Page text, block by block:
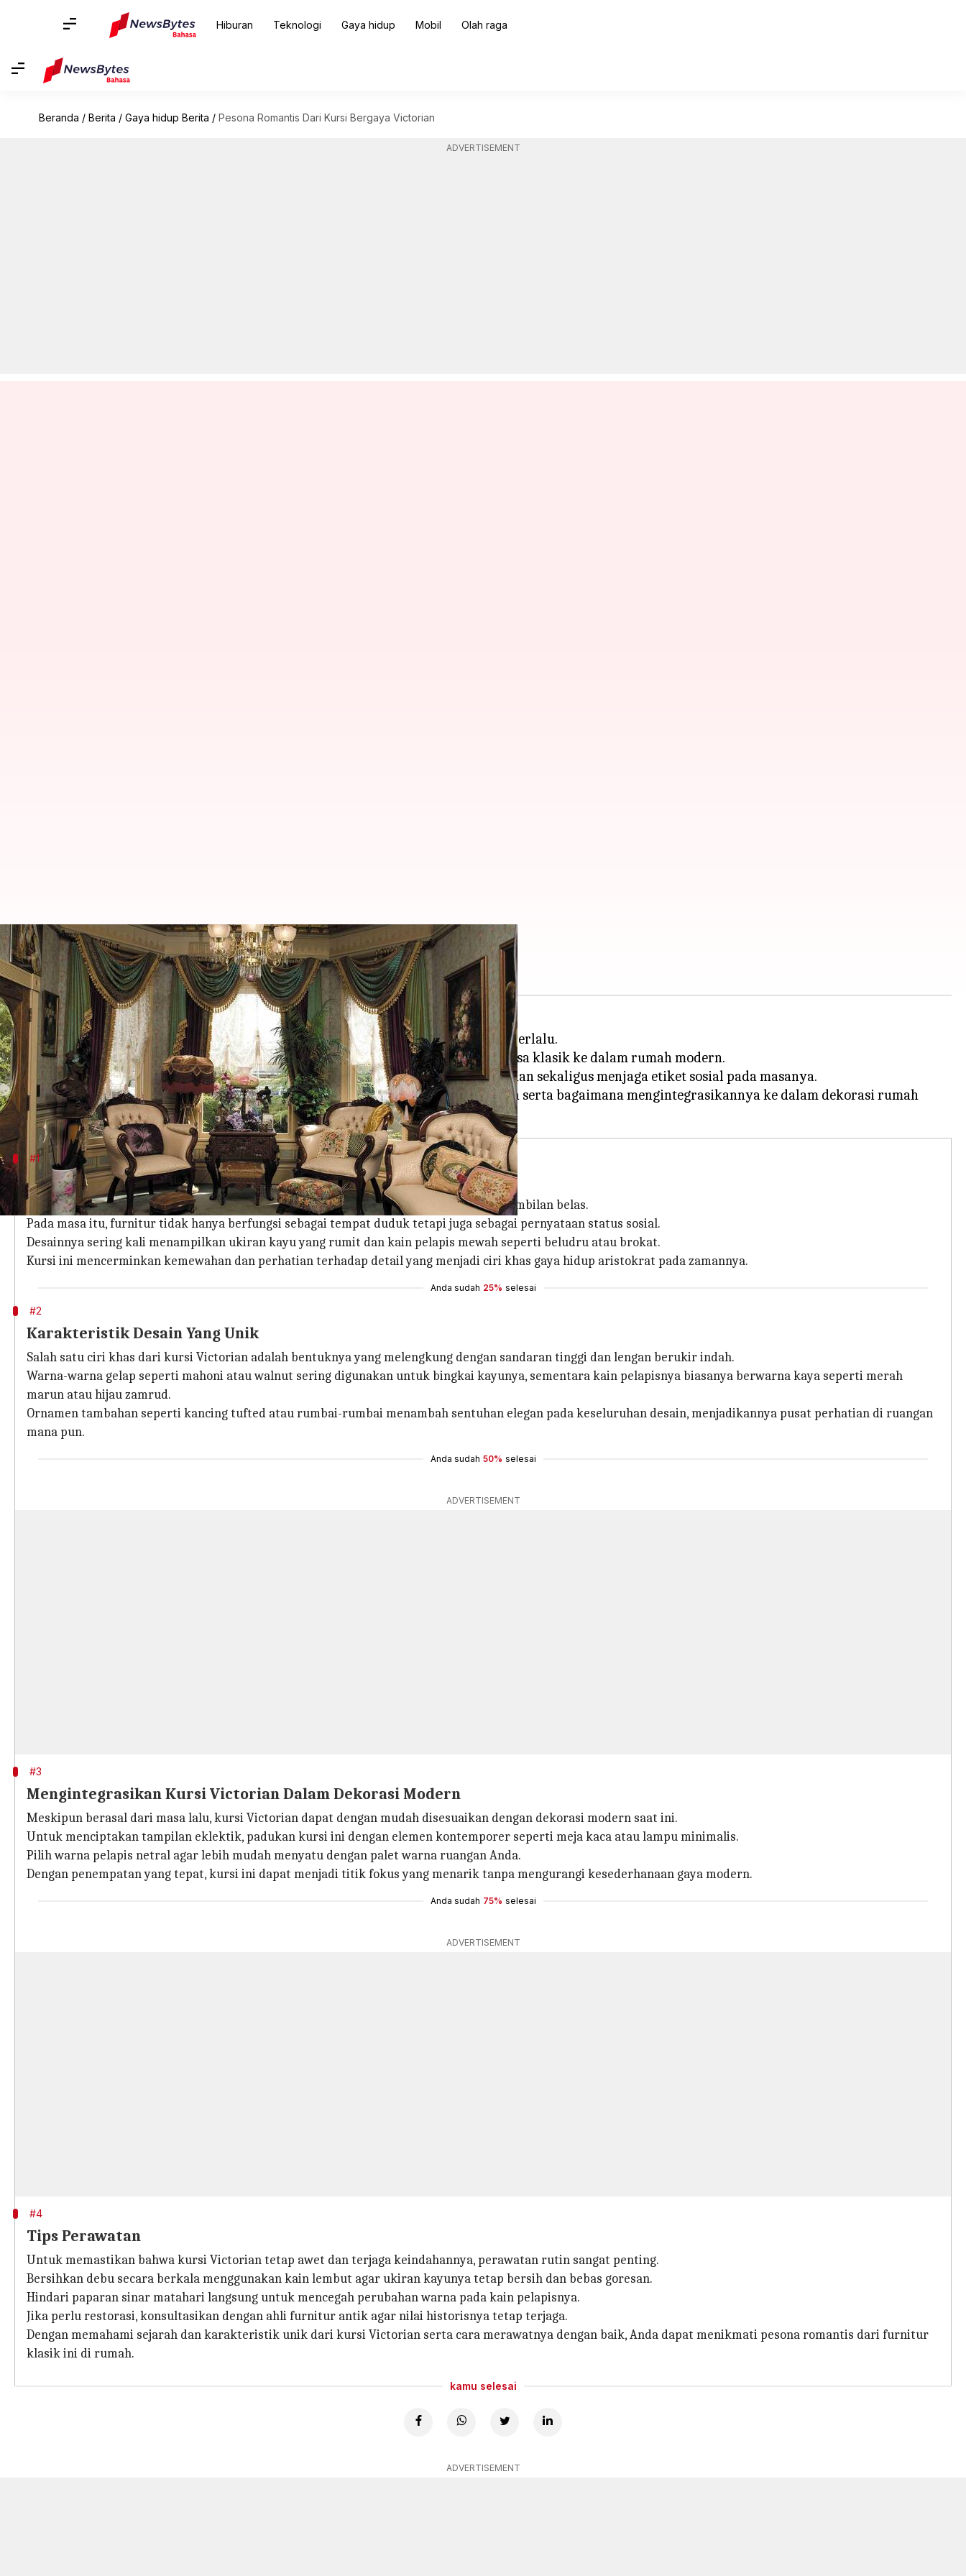
Hiburan Teknologi Gaya hidup Mobil Olah raga
Beranda / Berita / Gaya hidup Berita / Pesona Romantis Dari Kursi Bergaya Victorian
ADVERTISEMENT
Pesona Romantis Dari Kursi Bergaya Victorian
menulis Handoko Jan 01, 2025 10:56 am
Apa ceritanya
Kursi Victorian adalah simbol keanggunan dan romansa dari era yang telah lama berlalu.
Dengan desain yang rumit dan detail ornamen yang kaya, kursi ini membawa nuansa klasik ke dalam rumah modern.
Dikenal sebagai"Courting Chair,"kursi ini dirancang untuk memberikan kenyamanan sekaligus menjaga etiket sosial pada masanya.
Dalam artikel ini, kita akan menjelajahi pesona dan sejarah di balik kursi Victorian serta bagaimana mengintegrasikannya ke dalam dekorasi rumah
#1
Sejarah Singkat Kursi Victorian
Kursi Victorian berasal dari era Ratu Victoria di Inggris, sekitar pertengahan abad kesembilan belas.
Pada masa itu, furnitur tidak hanya berfungsi sebagai tempat duduk tetapi juga sebagai pernyataan status sosial.
Desainnya sering kali menampilkan ukiran kayu yang rumit dan kain pelapis mewah seperti beludru atau brokat.
Kursi ini mencerminkan kemewahan dan perhatian terhadap detail yang menjadi ciri khas gaya hidup aristokrat pada zamannya.
Anda sudah 25% selesai
#2
Karakteristik Desain Yang Unik
Salah satu ciri khas dari kursi Victorian adalah bentuknya yang melengkung dengan sandaran tinggi dan lengan berukir indah.
Warna-warna gelap seperti mahoni atau walnut sering digunakan untuk bingkai kayunya, sementara kain pelapisnya biasanya berwarna kaya seperti merah
marun atau hijau zamrud.
Ornamen tambahan seperti kancing tufted atau rumbai-rumbai menambah sentuhan elegan pada keseluruhan desain, menjadikannya pusat perhatian di ruangan
mana pun.
Anda sudah 50% selesai
ADVERTISEMENT
#3
Mengintegrasikan Kursi Victorian Dalam Dekorasi Modern
Meskipun berasal dari masa lalu, kursi Victorian dapat dengan mudah disesuaikan dengan dekorasi modern saat ini.
Untuk menciptakan tampilan eklektik, padukan kursi ini dengan elemen kontemporer seperti meja kaca atau lampu minimalis.
Pilih warna pelapis netral agar lebih mudah menyatu dengan palet warna ruangan Anda.
Dengan penempatan yang tepat, kursi ini dapat menjadi titik fokus yang menarik tanpa mengurangi kesederhanaan gaya modern.
Anda sudah 75% selesai
ADVERTISEMENT
#4
Tips Perawatan
Untuk memastikan bahwa kursi Victorian tetap awet dan terjaga keindahannya, perawatan rutin sangat penting.
Bersihkan debu secara berkala menggunakan kain lembut agar ukiran kayunya tetap bersih dan bebas goresan.
Hindari paparan sinar matahari langsung untuk mencegah perubahan warna pada kain pelapisnya.
Jika perlu restorasi, konsultasikan dengan ahli furnitur antik agar nilai historisnya tetap terjaga.
Dengan memahami sejarah dan karakteristik unik dari kursi Victorian serta cara merawatnya dengan baik, Anda dapat menikmati pesona romantis dari furnitur
klasik ini di rumah.
kamu selesai
ADVERTISEMENT